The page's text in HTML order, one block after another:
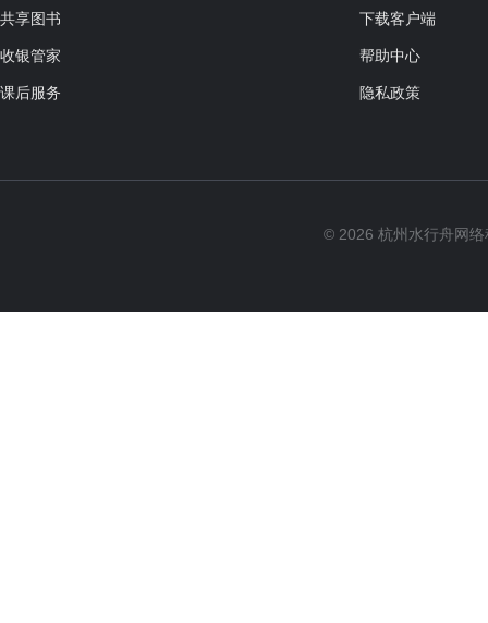
共享图书
收银管家
课后服务
下载客户端
帮助中心
隐私政策
© 2026 杭州水行舟网